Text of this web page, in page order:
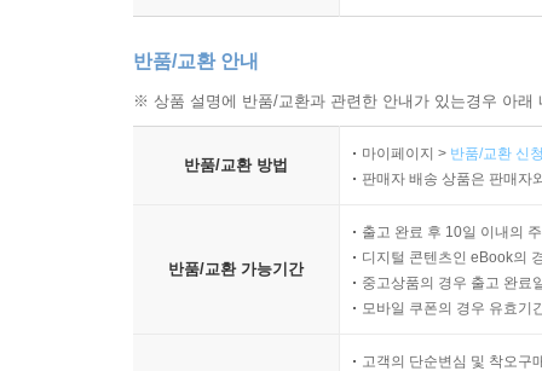
반품/교환 안내
※ 상품 설명에 반품/교환과 관련한 안내가 있는경우 아
반품/교환 방법
마이페이지 > 반품/교환 신
판매자 배송 상품은 판매자
반품/교환 가능기간
출고 완료 후 10일 이내의
디지털 콘텐츠인 eBook의
중고상품의 경우 출고 완료
모바일 쿠폰의 경우 유효기
고객의 단순변심 및 착오구